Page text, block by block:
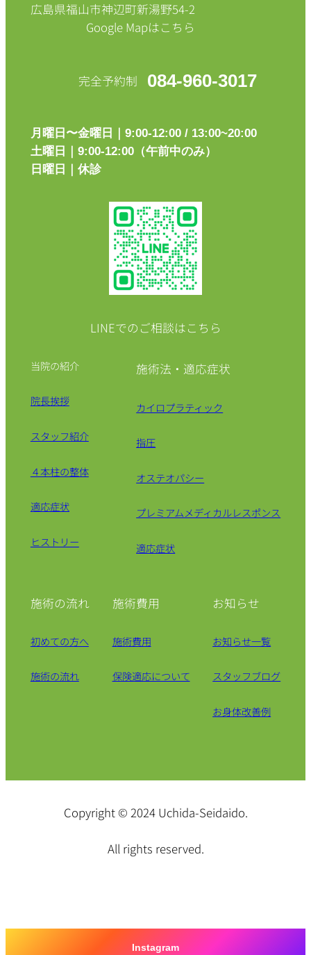
広島県福山市神辺町新湯野54-2
Google Mapはこちら
完全予約制 084-960-3017
月曜日〜金曜日｜9:00-12:00 / 13:00~20:00
土曜日｜9:00-12:00（午前中のみ）
日曜日｜休診
LINEでのご相談はこちら
当院の紹介
院長挨拶
スタッフ紹介
４本柱の整体
適応症状
ヒストリー
施術法・適応症状
カイロプラティック
指圧
オステオパシー
プレミアムメディカルレスポンス
適応症状
施術の流れ
初めての方へ
施術の流れ
施術費用
施術費用
保険適応について
お知らせ
お知らせ一覧
スタッフブログ
お身体改善例
Copyright © 2024 Uchida-Seidaido.
All rights reserved.
Instagram